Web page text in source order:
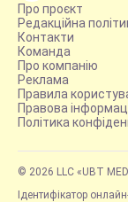
Про проєкт
Редакційна
Контакти
Команда
Про компанію
Реклама
Правила
Правова
Політика
© 2026 LLC «UBT
Ідентифікатор